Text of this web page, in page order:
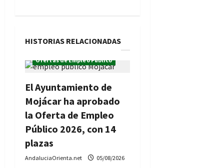
n
d
e
e
n
HISTORIAS RELACIONADAS
Ofertas de Empleo Público
El Ayuntamiento de
Mojácar ha aprobado
la Oferta de Empleo
Público 2026, con 14
plazas
AndaluciaOrienta.net 05/08/2026